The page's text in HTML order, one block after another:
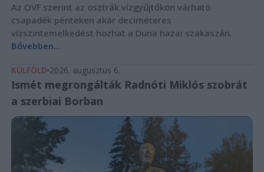
Az OVF szerint az osztrák vízgyűjtőkön várható
csapadék pénteken akár deciméteres
vízszintemelkedést hozhat a Duna hazai szakaszán.
Bővebben...
KÜLFÖLD 2026. augusztus 6.
Ismét megrongálták Radnóti Miklós szobrát
a szerbiai Borban